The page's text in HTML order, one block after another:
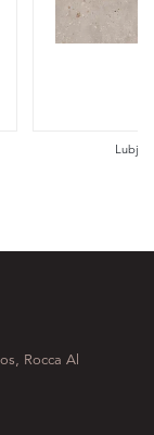
Rocca Al